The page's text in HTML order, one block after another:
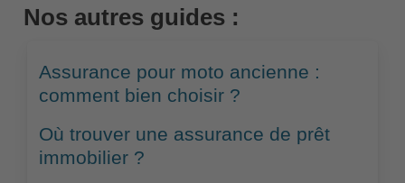
Nos autres guides :
Assurance pour moto ancienne :
comment bien choisir ?
Où trouver une assurance de prêt
immobilier ?